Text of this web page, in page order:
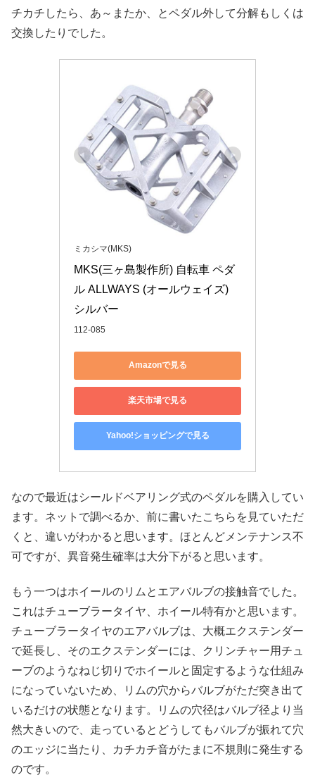
チカチしたら、あ～またか、とペダル外して分解もしくは
交換したりでした。
ミカシマ(MKS)
MKS(三ヶ島製作所) 自転車 ペダ
ル ALLWAYS (オールウェイズ)
シルバー
112-085
Amazonで見る
楽天市場で見る
Yahoo!ショッピングで見る
なので最近はシールドベアリング式のペダルを購入してい
ます。ネットで調べるか、前に書いたこちらを見ていただ
くと、違いがわかると思います。ほとんどメンテナンス不
可ですが、異音発生確率は大分下がると思います。
もう一つはホイールのリムとエアバルブの接触音でした。
これはチューブラータイヤ、ホイール特有かと思います。
チューブラータイヤのエアバルブは、大概エクステンダー
で延長し、そのエクステンダーには、クリンチャー用チュ
ーブのようなねじ切りでホイールと固定するような仕組み
になっていないため、リムの穴からバルブがただ突き出て
いるだけの状態となります。リムの穴径はバルブ径より当
然大きいので、走っているとどうしてもバルブが振れて穴
のエッジに当たり、カチカチ音がたまに不規則に発生する
のです。